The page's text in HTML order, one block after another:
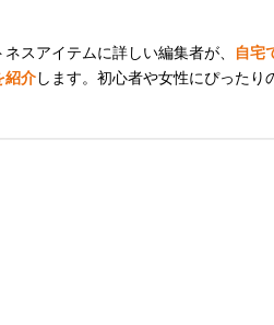
スアイテムに詳しい編集者が、
自宅
紹介します。初心者や女性にぴったり